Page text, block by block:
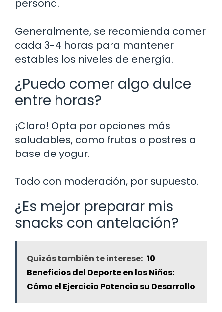
persona.
Generalmente, se recomienda comer
cada 3-4 horas para mantener
estables los niveles de energía.
¿Puedo comer algo dulce
entre horas?
¡Claro! Opta por opciones más
saludables, como frutas o postres a
base de yogur.
Todo con moderación, por supuesto.
¿Es mejor preparar mis
snacks con antelación?
Quizás también te interese: 10
Beneficios del Deporte en los Niños:
Cómo el Ejercicio Potencia su Desarrollo